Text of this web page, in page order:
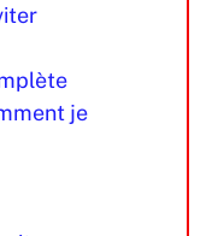
je